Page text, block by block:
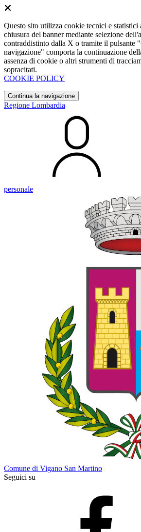
Questo sito utilizza cookie tecnici e statistici
chiusura del banner mediante selezione
contraddistinto dalla X o tramite il pulsante
navigazione" comporta la continuazione
assenza di cookie o altri strumenti di
sopracitati.
COOKIE POLICY
Continua la navigazione
Regione Lombardia
personale
Comune di Vigano San Martino
Seguici su